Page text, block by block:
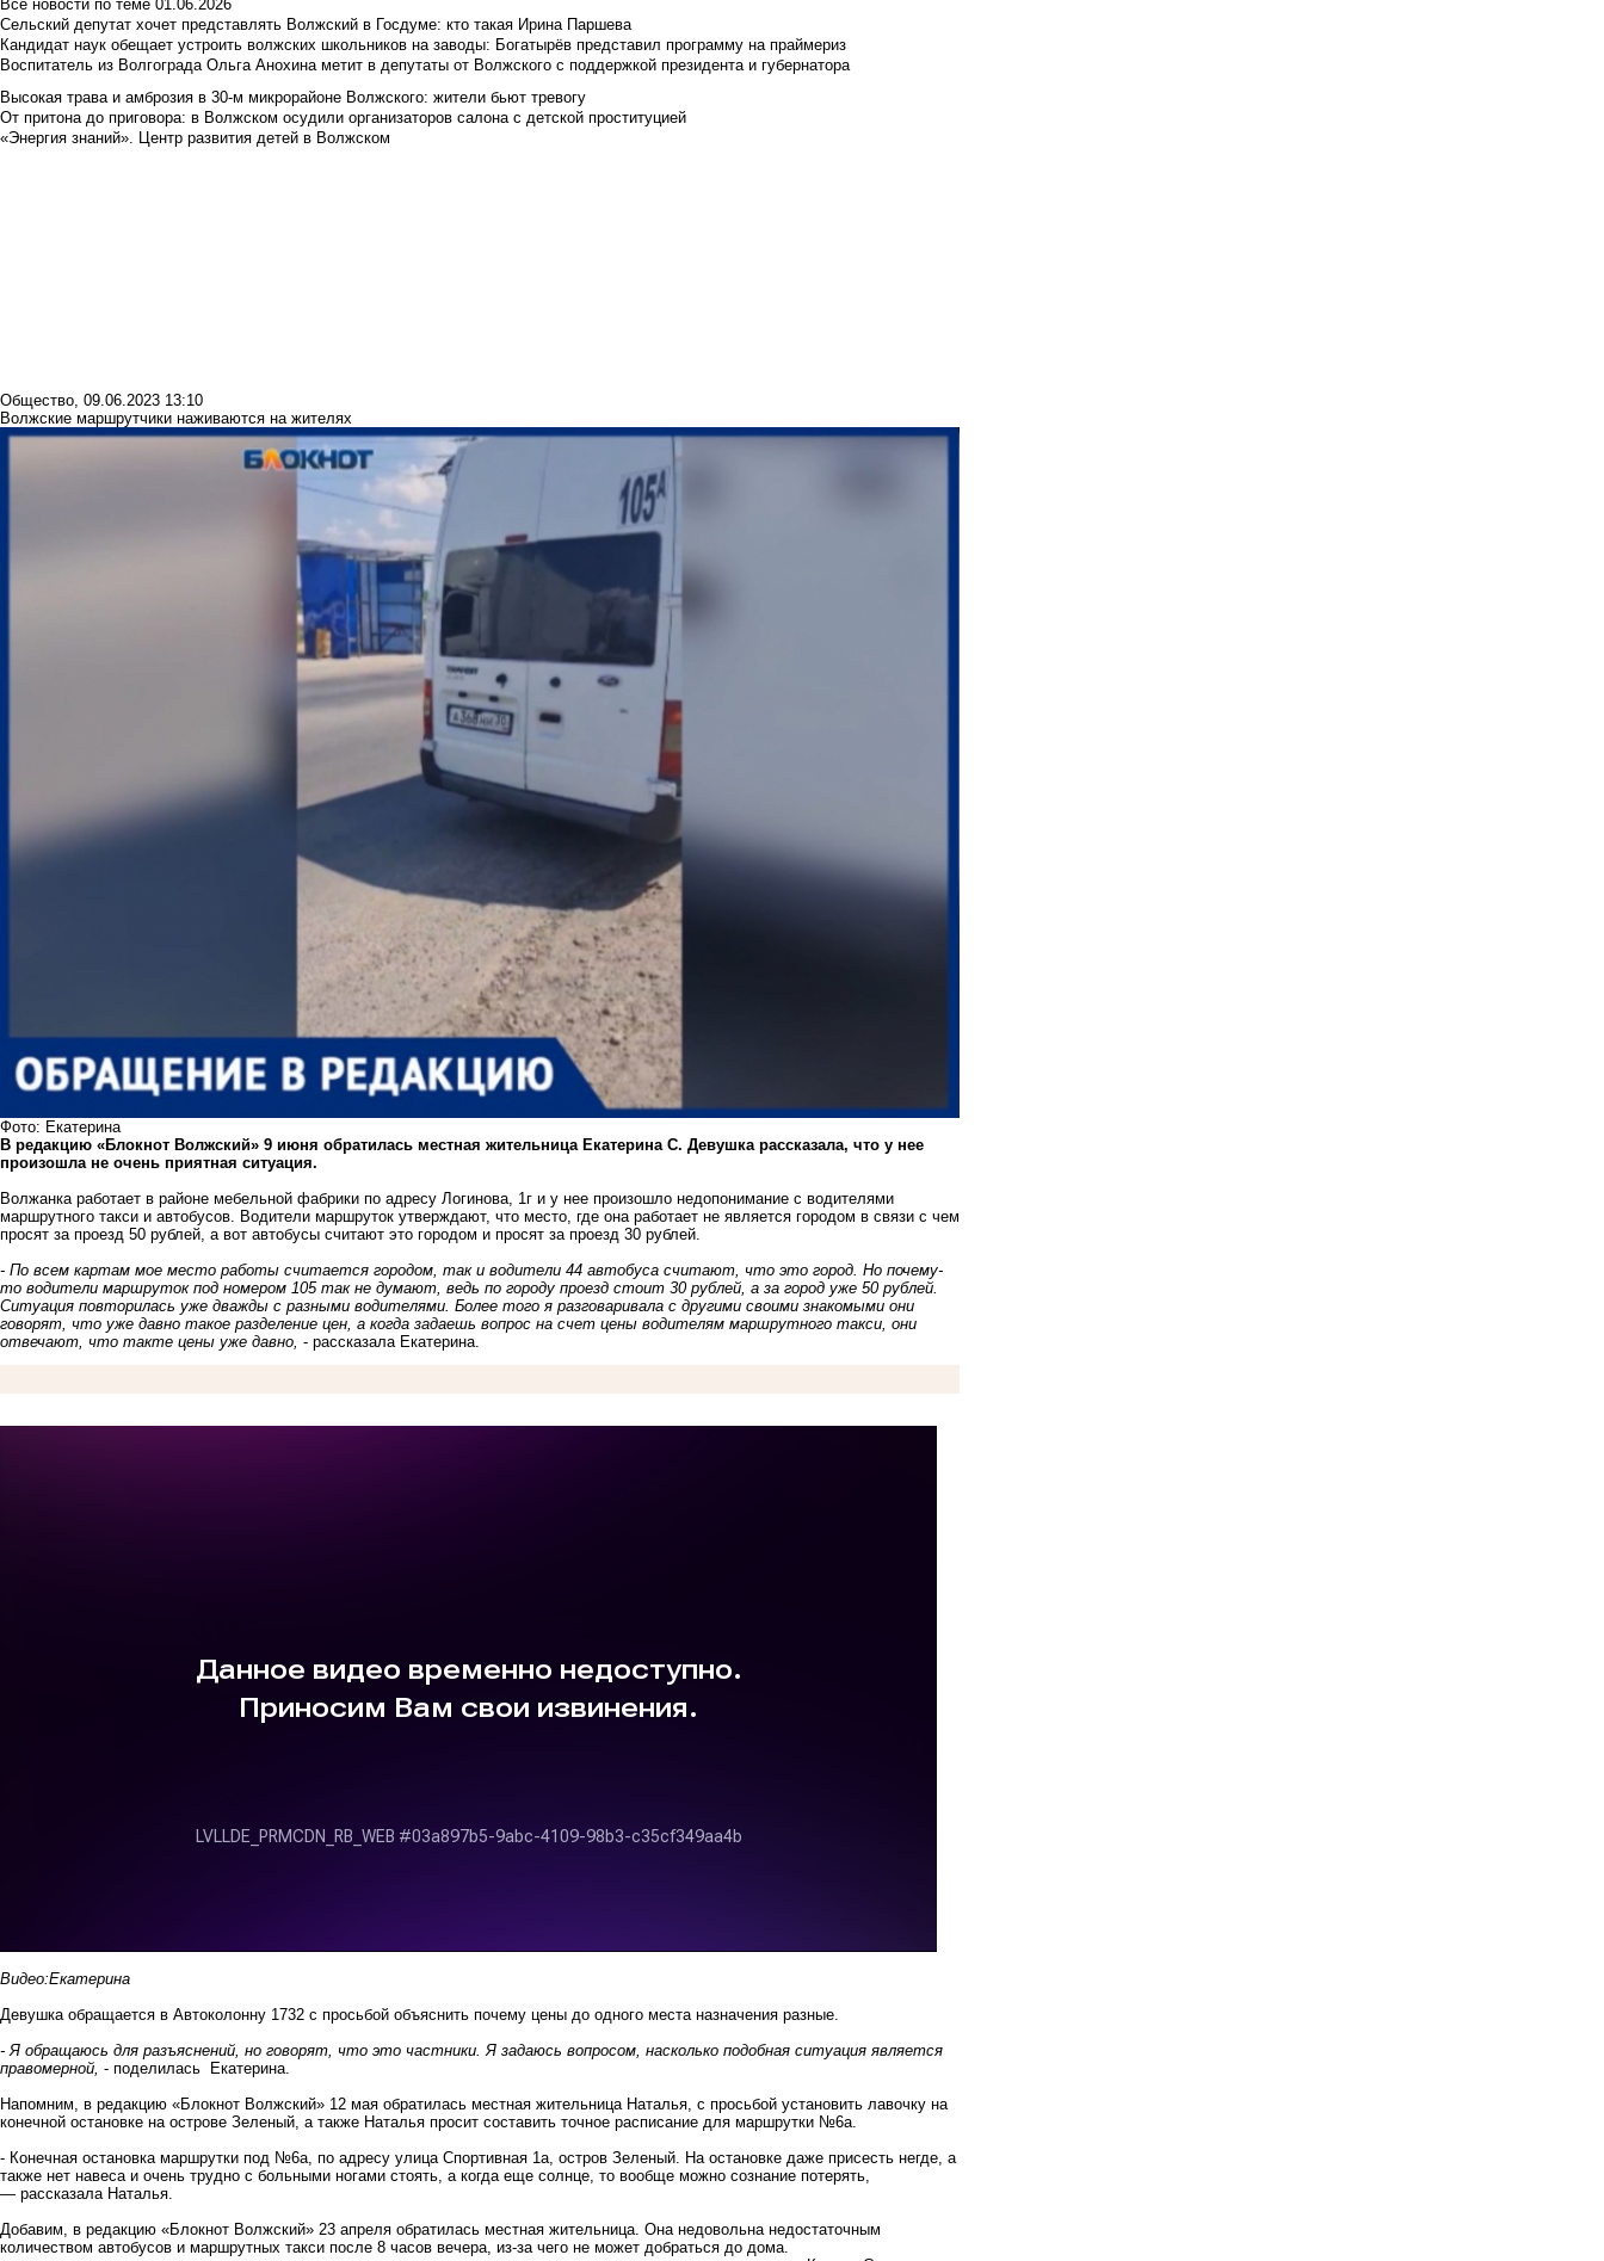
Все новости по теме 01.06.2026
Сельский депутат хочет представлять Волжский в Госдуме: кто такая Ирина Паршева
Кандидат наук обещает устроить волжских школьников на заводы: Богатырёв представил программу на праймериз
Воспитатель из Волгограда Ольга Анохина метит в депутаты от Волжского с поддержкой президента и губернатора
Высокая трава и амброзия в 30‑м микрорайоне Волжского: жители бьют тревогу
От притона до приговора: в Волжском осудили организаторов салона с детской проституцией
«Энергия знаний». Центр развития детей в Волжском
Общество, 09.06.2023 13:10
Волжские маршрутчики наживаются на жителях
Фото: Екатерина
В редакцию «Блокнот Волжский» 9 июня обратилась местная жительница Екатерина С. Девушка рассказала, что у нее
произошла не очень приятная ситуация.
Волжанка работает в районе мебельной фабрики по адресу Логинова, 1г и у нее произошло недопонимание с водителями
маршрутного такси и автобусов. Водители маршруток утверждают, что место, где она работает не является городом в связи с чем
просят за проезд 50 рублей, а вот автобусы считают это городом и просят за проезд 30 рублей.
- По всем картам мое место работы считается городом, так и водители 44 автобуса считают, что это город. Но почему-
то водители маршруток под номером 105 так не думают, ведь по городу проезд стоит 30 рублей, а за город уже 50 рублей.
Ситуация повторилась уже дважды с разными водителями. Более того я разговаривала с другими своими знакомыми они
говорят, что уже давно такое разделение цен, а когда задаешь вопрос на счет цены водителям маршрутного такси, они
отвечают, что такте цены уже давно, - рассказала Екатерина.
Видео:Екатерина
Девушка обращается в Автоколонну 1732 с просьбой объяснить почему цены до одного места назначения разные.
- Я обращаюсь для разъяснений, но говорят, что это частники. Я задаюсь вопросом, насколько подобная ситуация является
правомерной, - поделилась Екатерина.
Напомним, в редакцию «Блокнот Волжский» 12 мая обратилась местная жительница Наталья, с просьбой установить лавочку на
конечной остановке на острове Зеленый, а также Наталья просит составить точное расписание для маршрутки №6а.
- Конечная остановка маршрутки под №6а, по адресу улица Спортивная 1а, остров Зеленый. На остановке даже присесть негде, а
также нет навеса и очень трудно с больными ногами стоять, а когда еще солнце, то вообще можно сознание потерять,
— рассказала Наталья.
Добавим, в редакцию «Блокнот Волжский» 23 апреля обратилась местная жительница. Она недовольна недостаточным
количеством автобусов и маршрутных такси после 8 часов вечера, из-за чего не может добраться до дома.